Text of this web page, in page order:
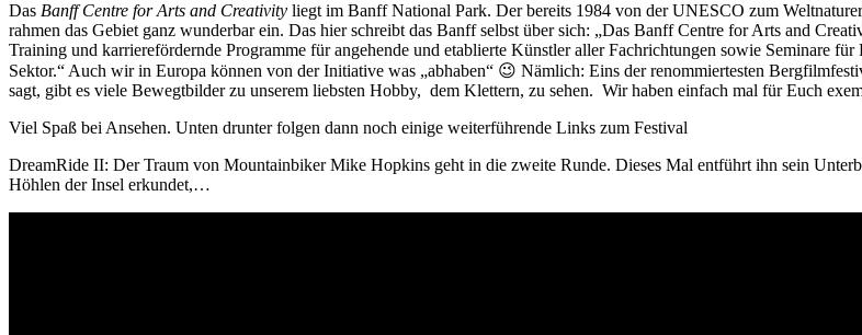
Das Banff Centre for Arts and Creativity liegt im Banff National Park. Der bereits 1984 von der UNESCO zum
rahmen das Gebiet ganz wunderbar ein. Das hier schreibt das Banff selbst über sich: „Das Banff Centre for Arts and
Training und karrierefördernde Programme für angehende und etablierte Künstler aller Fachrichtungen sowie Seminare
Sektor.“ Auch wir in Europa können von der Initiative was „abhaben“ 😉 Nämlich: Eins der renommiertesten
sagt, gibt es viele Bewegtbilder zu unserem liebsten Hobby, dem Klettern, zu sehen. Wir haben einfach mal für Euch
Viel Spaß bei Ansehen. Unten drunter folgen dann noch einige weiterführende Links zum Festival
DreamRide II: Der Traum von Mountainbiker Mike Hopkins geht in die zweite Runde. Dieses Mal entführt ihn sein
Höhlen der Insel erkundet,…